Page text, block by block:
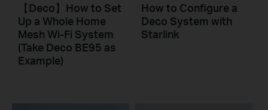
【Deco】How to Set
Up a Whole Home
Mesh Wi-Fi System
(Take Deco BE95 as
Example)
How to Configure a
Deco System with
Starlink